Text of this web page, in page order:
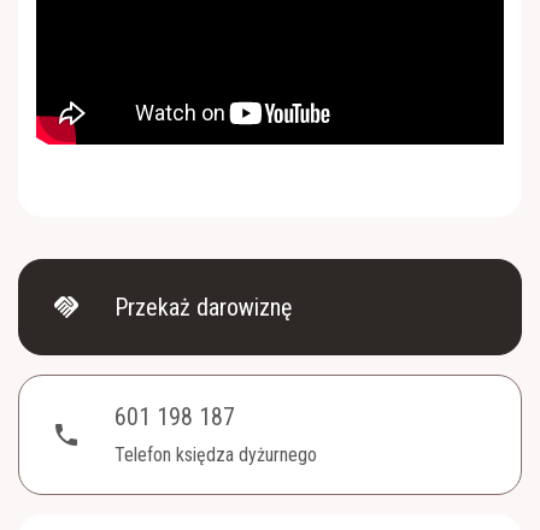
handshake Przekaż darowiznę
phone
601 198 187
Telefon księdza dyżurnego